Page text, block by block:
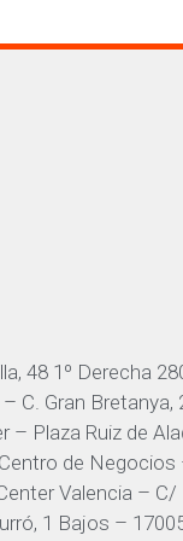
48 1º Derecha
C. Gran Bretanya,
Plaza Ruiz de
de
Valencia – C/
1 Bajos –